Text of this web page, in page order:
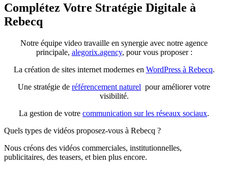
Complétez Votre Stratégie Digitale à
Rebecq
Notre équipe video travaille en synergie avec notre agence
principale, alegorix.agency, pour vous proposer :
La création de sites internet modernes en WordPress à Rebecq.
Une stratégie de référencement naturel pour améliorer votre
visibilité.
La gestion de votre communication sur les réseaux sociaux.
Quels types de vidéos proposez-vous à Rebecq ?
Nous créons des vidéos commerciales, institutionnelles,
publicitaires, des teasers, et bien plus encore.